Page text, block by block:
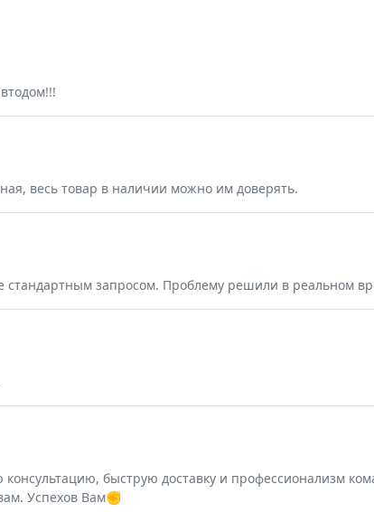
весь товар в наличии можно им доверять.
стандартным запросом. Проблему решили в реальном
консультацию, быструю доставку и профессионализм
Успехов Вам✊